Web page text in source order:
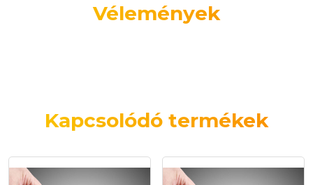
Vélemények
Kapcsolódó termékek